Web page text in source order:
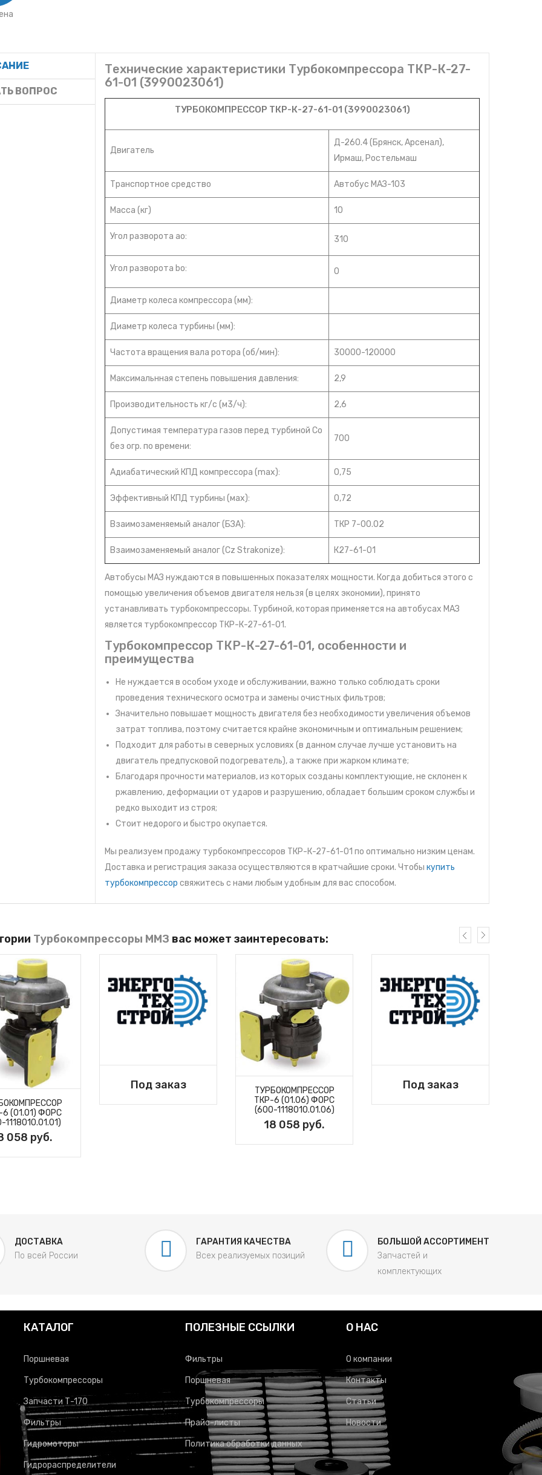
ВОПРОС
Технические характеристики Турбокомпрессора ТКР-К-27-
61-01 (3990023061)
ТУРБОКОМПРЕССОР ТКР-К-27-61-01 (3990023061)
Двигатель
Д-260.4 (Брянск, Арсенал),
Ирмаш, Ростельмаш
Транспортное средство Автобус МАЗ-103
Масса (кг) 10
Угол разворота ao: 310
Угол разворота bo: 0
Диаметр колеса компрессора (мм):
Диаметр колеса турбины (мм):
Частота вращения вала ротора (об/мин): 30000-120000
Максимальнная степень повышения давления: 2,9
Производительность кг/с (м3/ч): 2,6
Допустимая температура газов перед турбиной Сo
без огр. по времени:
700
Адиабатический КПД компрессора (max): 0,75
Эффективный КПД турбины (мах): 0,72
Взаимозаменяемый аналог (БЗА): ТКР 7-00.02
Взаимозаменяемый аналог (Cz Strakonize): К27-61-01
Автобусы МАЗ нуждаются в повышенных показателях мощности. Когда добиться этого с
помощью увеличения объемов двигателя нельзя (в целях экономии), принято
устанавливать турбокомпрессоры. Турбиной, которая применяется на автобусах МАЗ
является турбокомпрессор ТКР-К-27-61-01.
Турбокомпрессор ТКР-К-27-61-01, особенности и
преимущества
Не нуждается в особом уходе и обслуживании, важно только соблюдать сроки
проведения технического осмотра и замены очистных фильтров;
Значительно повышает мощность двигателя без необходимости увеличения объемов
затрат топлива, поэтому считается крайне экономичным и оптимальным решением;
Подходит для работы в северных условиях (в данном случае лучше установить на
двигатель предпусковой подогреватель), а также при жарком климате;
Благодаря прочности материалов, из которых созданы комплектующие, не склонен к
ржавлению, деформации от ударов и разрушению, обладает большим сроком службы и
редко выходит из строя;
Стоит недорого и быстро окупается.
Мы реализуем продажу турбокомпрессоров ТКР-К-27-61-01 по оптимально низким ценам.
Доставка и регистрация заказа осуществляются в кратчайшие сроки. Чтобы купить
турбокомпрессор свяжитесь с нами любым удобным для вас способом.
Турбокомпрессоры ММЗ вас может заинтересовать:
6 (01.01) ФОРС
1118010.01.01)
058 руб.
Под заказ
ТУРБОКОМПРЕССОР
ТКР-6 (01.06) ФОРС
(600-1118010.01.06)
18 058 руб.
Под заказ
ДОСТАВКА
По всей России
ГАРАНТИЯ КАЧЕСТВА
Всех реализуемых позиций
БОЛЬШОЙ АССОРТИМЕНТ
Запчастей и
комплектующих
КАТАЛОГ
Поршневая
Турбокомпрессоры
Запчасти Т-170
Фильтры
Гидромоторы
Гидрораспределители
ПОЛЕЗНЫЕ ССЫЛКИ
Фильтры
Поршневая
Турбокомпрессоры
Прайс-листы
Политика обработки данных
О НАС
О компании
Контакты
Статьи
Новости